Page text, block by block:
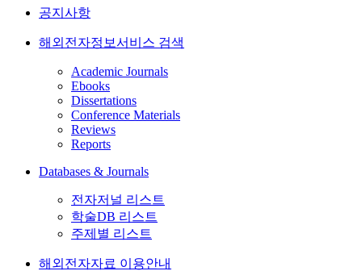
공지사항
해외전자정보서비스 검색
Academic Journals
Ebooks
Dissertations
Conference Materials
Reviews
Reports
Databases & Journals
전자저널 리스트
학술DB 리스트
주제별 리스트
해외전자자료 이용안내